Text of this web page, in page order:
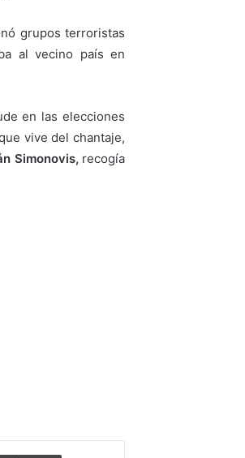
grupos terroristas
al vecino país en
en las elecciones
vive del chantaje,
Simonovis, recogía